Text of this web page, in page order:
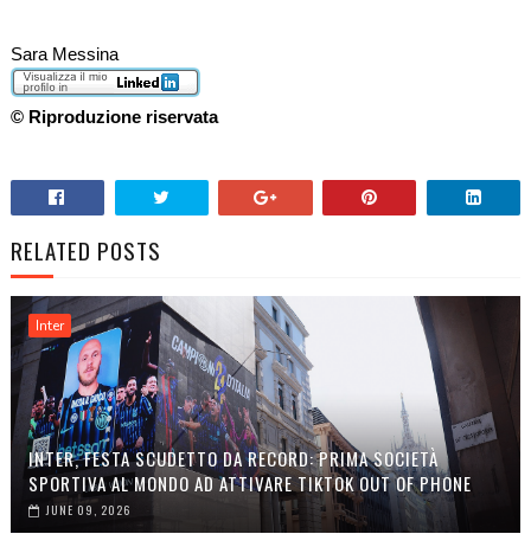
Sara Messina
© Riproduzione riservata
RELATED POSTS
Inter
INTER, FESTA SCUDETTO DA RECORD: PRIMA SOCIETÀ
SPORTIVA AL MONDO AD ATTIVARE TIKTOK OUT OF PHONE
JUNE 09, 2026